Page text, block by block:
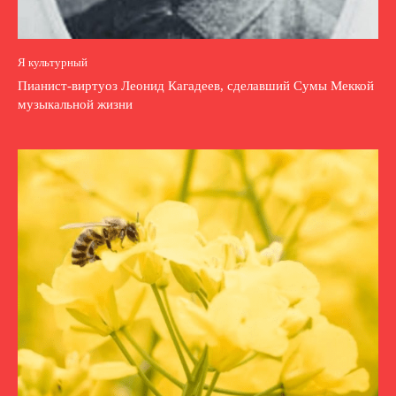
Я культурный
Пианист-виртуоз Леонид Кагадеев, сделавший Сумы Меккой
музыкальной жизни